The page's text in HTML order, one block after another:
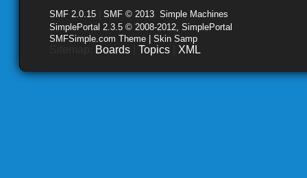
SMF 2.0.15 SMF © 2013 Simple Machines
SimplePortal 2.3.5 © 2008-2012, SimplePortal
SMFSimple.com Theme | Skin Samp
Boards Topics XML